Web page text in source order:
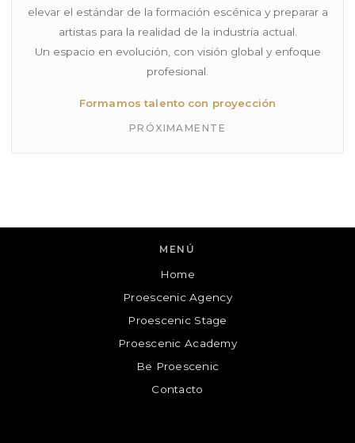
elevar el estándar de la formación escénica y preparar a
artistas para la realidad de la industria actual.
Un espacio en evolución, con visión global y enfoque
profesional.
Formamos talento con proyección
PRÓXIMAMENTE
MENÚ
Home
Proescenic Agency
Proescenic Stage
Proescenic Academy
Be Proescenic
Contacto
Proescenic
Cuéntanos tu consulta y te contactaremos!